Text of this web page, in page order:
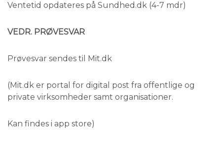
Ventetid opdateres på Sundhed.dk (4-7 mdr)
VEDR. PRØVESVAR
Prøvesvar sendes til Mit.dk
(Mit.dk er portal for digital post fra offentlige og
private virksomheder samt organisationer.
Kan findes i app store)